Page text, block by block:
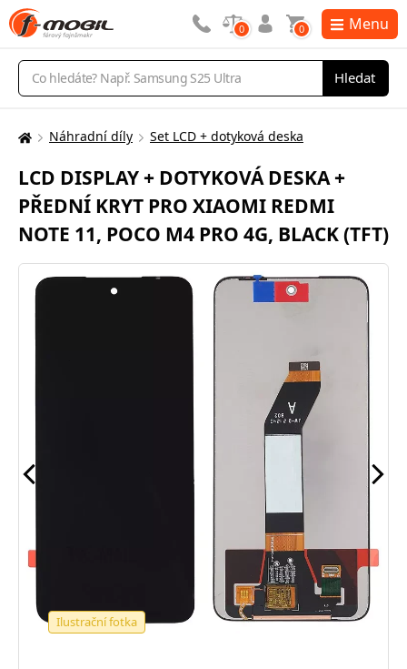
Vyhledávání
Hledat
0 0 Menu
Zde
nacházíte:
Náhradní díly Set LCD + dotyková deska
LCD DISPLAY + DOTYKOVÁ DESKA +
PŘEDNÍ KRYT PRO XIAOMI REDMI
NOTE 11, POCO M4 PRO 4G, BLACK (TFT)
Ilustrační fotka